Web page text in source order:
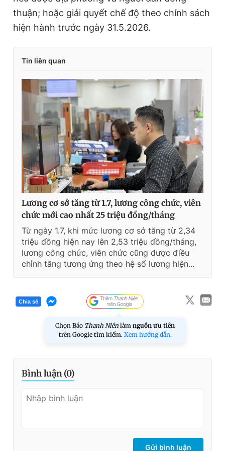
thuận; hoặc giải quyết chế độ theo chính sách
hiện hành trước ngày 31.5.2026.
Tin liên quan
Lương cơ sở tăng từ 1.7, lương công chức, viên
chức mới cao nhất 25 triệu đồng/tháng
Từ ngày 1.7, khi mức lương cơ sở tăng từ 2,34
triệu đồng hiện nay lên 2,53 triệu đồng/tháng,
lương công chức, viên chức cũng được điều
chỉnh tăng tương ứng theo hệ số lương hiện...
Chia sẻ
Chọn Báo Thanh Niên làm nguồn ưu tiên
trên Google tìm kiếm. Xem hướng dẫn.
Bình luận (0)
Gửi bình luận